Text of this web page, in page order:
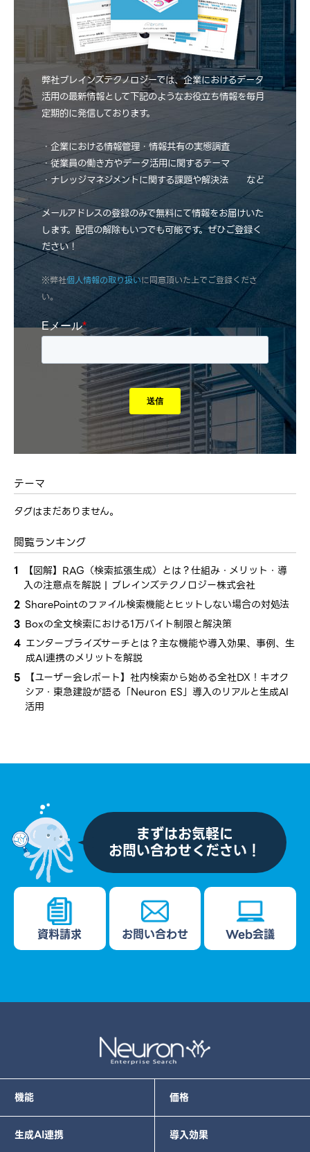
弊社ブレインズテクノロジーでは、企業におけるデータ
活用の最新情報として下記のようなお役立ち情報を毎月
定期的に発信しております。
・企業における情報管理・情報共有の実態調査
・従業員の働き方やデータ活用に関するテーマ
・ナレッジマネジメントに関する課題や解決法 など
メールアドレスの登録のみで無料にて情報をお届けいた
します。配信の解除もいつでも可能です。ぜひご登録く
ださい！
※弊社個人情報の取り扱いに同意頂いた上でご登録くださ
い。
テーマ
タグはまだありません。
閲覧ランキング
1
【図解】RAG（検索拡張生成）とは？仕組み・メリット・導
入の注意点を解説 | ブレインズテクノロジー株式会社
2 SharePointのファイル検索機能とヒットしない場合の対処法
3 Boxの全文検索における1万バイト制限と解決策
4 エンタープライズサーチとは？​主な​機能や導入効果、​事例、​生
成AI連携の​メリットを​解説
5
【ユーザー会レポート】社内検索から​始める​全社​DX！​キオク
シア・​東急建設が​語る​「Neuron ES」導入の​リアルと​生成AI
活用
まずはお気軽に
お問い合わせください！
資料請求 お問い合わせ Web会議
機能 価格
生成AI連携 導入効果